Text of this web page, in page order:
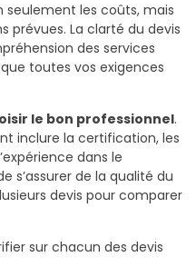
les coûts, mais
prévues. La clarté du devis
des services
toutes vos exigences
le bon professionnel.
inclure la certification, les
dans le
s’assurer de la qualité du
devis pour comparer
sur chacun des devis